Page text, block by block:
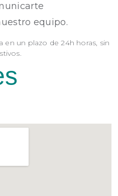
equipo.
un plazo de 24h horas, sin